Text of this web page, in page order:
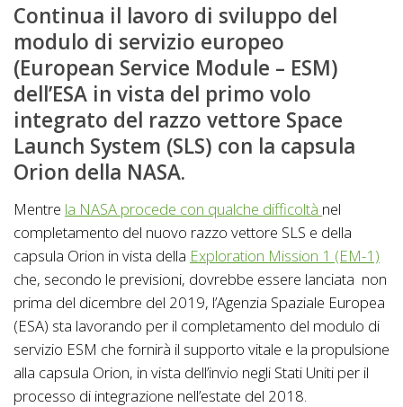
Continua il lavoro di sviluppo del
modulo di servizio europeo
(European Service Module – ESM)
dell’ESA in vista del primo volo
integrato del razzo vettore Space
Launch System (SLS) con la capsula
Orion della NASA.
Mentre la NASA procede con qualche difficoltà nel
completamento del nuovo razzo vettore SLS e della
capsula Orion in vista della Exploration Mission 1 (EM-1)
che, secondo le previsioni, dovrebbe essere lanciata non
prima del dicembre del 2019, l’Agenzia Spaziale Europea
(ESA) sta lavorando per il completamento del modulo di
servizio ESM che fornirà il supporto vitale e la propulsione
alla capsula Orion, in vista dell’invio negli Stati Uniti per il
processo di integrazione nell’estate del 2018.